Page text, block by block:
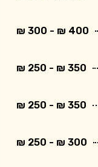
400 ₪ - 300 ₪
350 ₪ - 250 ₪
350 ₪ - 250 ₪
300 ₪ - 250 ₪